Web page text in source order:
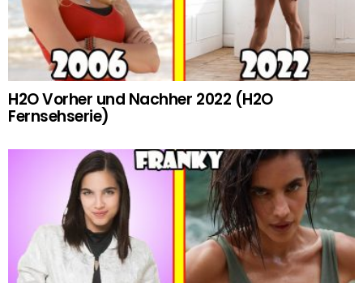
H2O Vorher und Nachher 2022 (H2O
Fernsehserie)